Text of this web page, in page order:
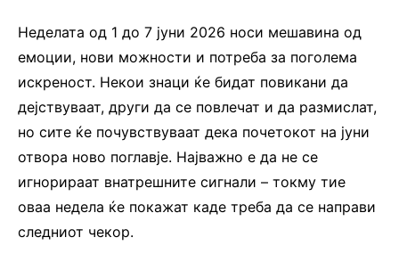
Неделата од 1 до 7 јуни 2026 носи мешавина од
емоции, нови можности и потреба за поголема
искреност. Некои знаци ќе бидат повикани да
дејствуваат, други да се повлечат и да размислат,
но сите ќе почувствуваат дека почетокот на јуни
отвора ново поглавје. Најважно е да не се
игнорираат внатрешните сигнали – токму тие
оваа недела ќе покажат каде треба да се направи
следниот чекор.